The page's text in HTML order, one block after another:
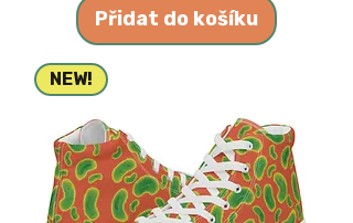
Přidat do košíku
NEW!